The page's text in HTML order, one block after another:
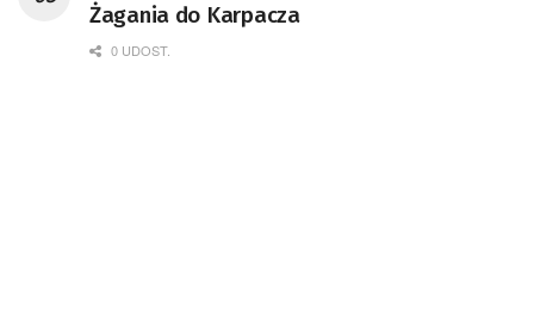
Żagania do Karpacza
0 UDOST.